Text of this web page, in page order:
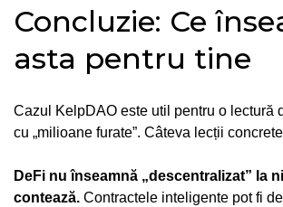
Concluzie: Ce
asta pentru tine
Cazul KelpDAO este util pentru o lectură
cu „milioane furate”. Câteva lecții
DeFi nu înseamnă „descentralizat” la
contează. Contractele inteligente pot fi